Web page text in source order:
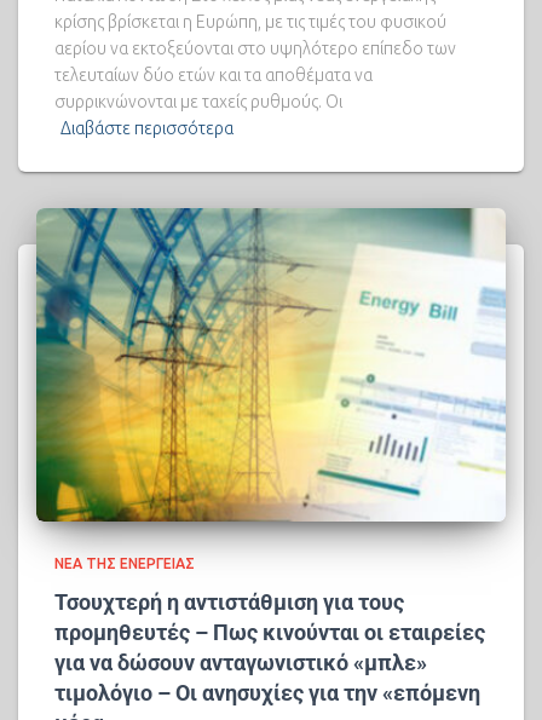
κρίσης βρίσκεται η Ευρώπη, με τις τιμές του φυσικού
αερίου να εκτοξεύονται στο υψηλότερο επίπεδο των
τελευταίων δύο ετών και τα αποθέματα να
συρρικνώνονται με ταχείς ρυθμούς. Οι
Διαβάστε περισσότερα
ΝΈΑ ΤΗΣ ΕΝΈΡΓΕΙΑΣ
Τσουχτερή η αντιστάθμιση για τους
προμηθευτές – Πως κινούνται οι εταιρείες
για να δώσουν ανταγωνιστικό «μπλε»
τιμολόγιο – Οι ανησυχίες για την «επόμενη